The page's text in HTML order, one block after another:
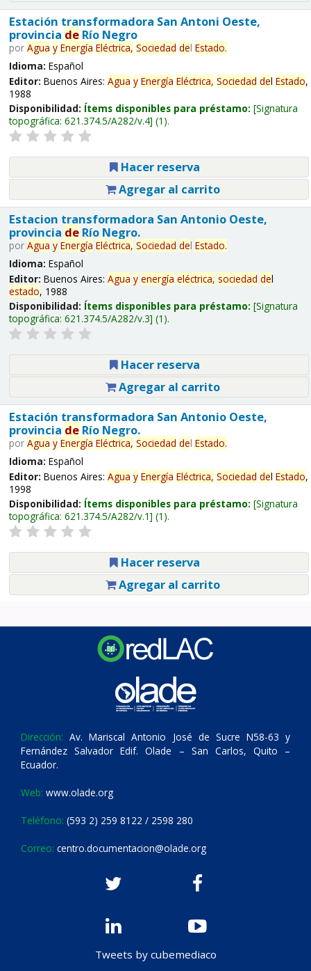
Estación transformadora San Antoni Oeste,
provincia deRío Negro
por Agua y Energía Eléctrica, Sociedad del Estado.
Idioma: Español
Editor: Buenos Aires: Agua y Energía Eléctrica, Sociedad del Estado,
1988
Disponibilidad: Ítems disponibles para préstamo: Signatura
topográfica: 621.374.5/A282/v.4 (1).
Hacer reserva
Agregar al carrito
Estacion transformadora San Antonio Oeste,
provincia deRío Negro.
por Agua y Energía Eléctrica, Sociedad del Estado.
Idioma: Español
Editor: Buenos Aires: Agua y energía eléctrica, sociedad del
estado, 1988
Disponibilidad: Ítems disponibles para préstamo: Signatura
topográfica: 621.374.5/A282/v.3 (1).
Hacer reserva
Agregar al carrito
Estación transformadora San Antonio Oeste,
provincia deRío Negro.
por Agua y Energía Eléctrica, Sociedad del Estado.
Idioma: Español
Editor: Buenos Aires: Agua y Energía Eléctrica, Sociedad del Estado,
1998
Disponibilidad: Ítems disponibles para préstamo: Signatura
topográfica: 621.374.5/A282/v.1 (1).
Hacer reserva
Agregar al carrito
Dirección: Av. Mariscal Antonio José de Sucre N58-63 y
Fernández Salvador Edif. Olade – San Carlos, Quito –
Ecuador.
Web: www.olade.org
Teléfono: (593 2) 259 8122 / 2598 280
Correo: centro.documentacion@olade.org
Tweets by cubemediaco